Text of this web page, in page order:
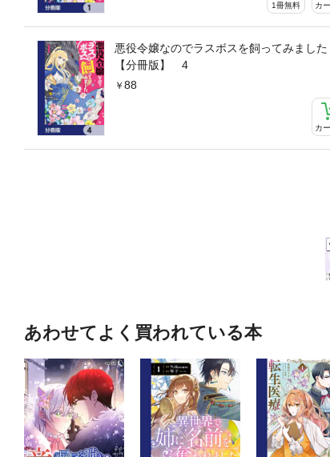
1冊無料 カ
悪役令嬢なのでラスボスを飼ってみました
【分冊版】 4
88
カ
あわせてよく買われている本